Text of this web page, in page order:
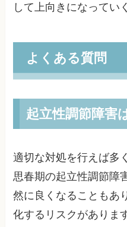
して上向きになってい
よくある質問
起立性調節障害
適切な対処を行えば多
思春期の起立性調節障
然に良くなることもあ
化するリスクがありま